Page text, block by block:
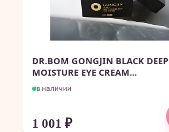
DR.BOM GONGJIN BLACK DEEP
MOISTURE EYE CREAM...
в наличии
1 001 ₽